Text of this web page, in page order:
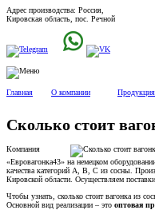
Адрес производства: Россия,
Кировская область, пос. Речной
Главная О компании Продукция
Сколько стоит
Компания
«Евровагонка43» на немецком
качества категорий А, В, С из сосны.
Кировской области. Осуществляем
Чтобы узнать, сколько стоит вагонка из
Основной вид реализации – это оптовая